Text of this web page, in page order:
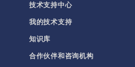
技术支持中心
我的技术支持
知识库
合作伙伴和咨询机构